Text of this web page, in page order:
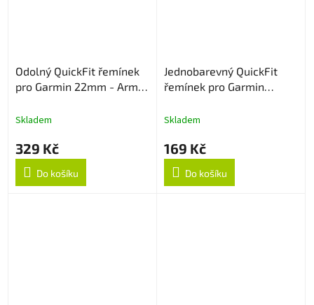
Odolný QuickFit řemínek
pro Garmin 22mm - Army
Skladem
329 Kč
Do košíku
Jednobarevný QuickFit
řemínek pro Garmin
Skladem
169 Kč
Do košíku